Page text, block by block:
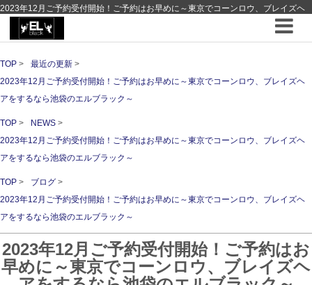
2023年12月ご予約受付開始！ご予約はお早めに～東京でコーンロウ、ブレイズヘ
アをするなら池袋のエルブラック～ ｜ 最近の更新 ｜hair Design EL-black - 池袋 -
エルブラック - コーンロウブレイズの専門店
TOP
最近の更新
2023年12月ご予約受付開始！ご予約はお早めに～東京でコーンロウ、ブレイズヘ
アをするなら池袋のエルブラック～
TOP
NEWS
2023年12月ご予約受付開始！ご予約はお早めに～東京でコーンロウ、ブレイズヘ
アをするなら池袋のエルブラック～
TOP
ブログ
2023年12月ご予約受付開始！ご予約はお早めに～東京でコーンロウ、ブレイズヘ
アをするなら池袋のエルブラック～
2023年12月ご予約受付開始！ご予約はお
早めに～東京でコーンロウ、ブレイズヘ